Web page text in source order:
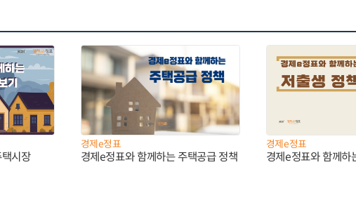
시장
경제e정표
경제e정표와 함께하는 주택공급 정책
경제e정표
경제e정표와 함께하